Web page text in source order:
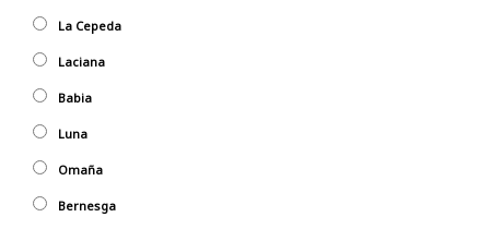
La Cepeda
Laciana
Babia
Luna
Omaña
Bernesga